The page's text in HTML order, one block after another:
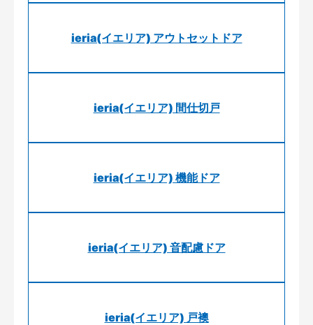
ieria(イエリア) アウトセットドア
ieria(イエリア) 間仕切戸
ieria(イエリア) 機能ドア
ieria(イエリア) 音配慮ドア
ieria(イエリア) 戸襖